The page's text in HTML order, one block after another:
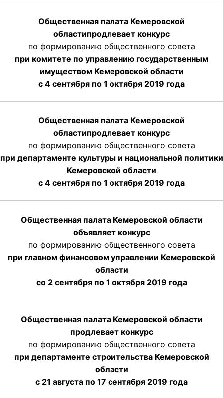
Общественная палата Кемеровской
областипродлевает конкурс
по формированию общественного совета
при комитете по управлению государственным
имуществом Кемеровской области
с 4 сентября по 1 октября 2019 года
Общественная палата Кемеровской
областипродлевает конкурс
по формированию общественного совета
при департаменте культуры и национальной политики
Кемеровской области
с 4 сентября по 1 октября 2019 года
Общественная палата Кемеровской области
объявляет конкурс
по формированию общественного совета
при главном финансовом управлении Кемеровской
области
со 2 сентября по 1 октября 2019 года
Общественная палата Кемеровской области
продлевает конкурс
по формированию общественного совета
при департаменте строительства Кемеровской
области
с 21 августа по 17 сентября 2019 года